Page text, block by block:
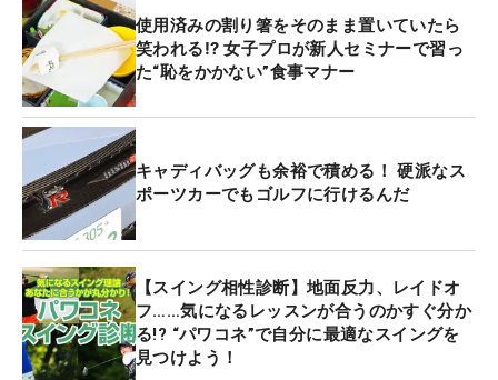
使用済みの割り箸をそのまま置いていたら
笑われる⁉ 女子プロが新人セミナーで習っ
た“恥をかかない”食事マナー
キャディバッグも余裕で積める！ 硬派なス
ポーツカーでもゴルフに行けるんだ
【スイング相性診断】地面反力、レイドオ
フ……気になるレッスンが合うのかすぐ分か
る!? “パワコネ”で自分に最適なスイングを
見つけよう！